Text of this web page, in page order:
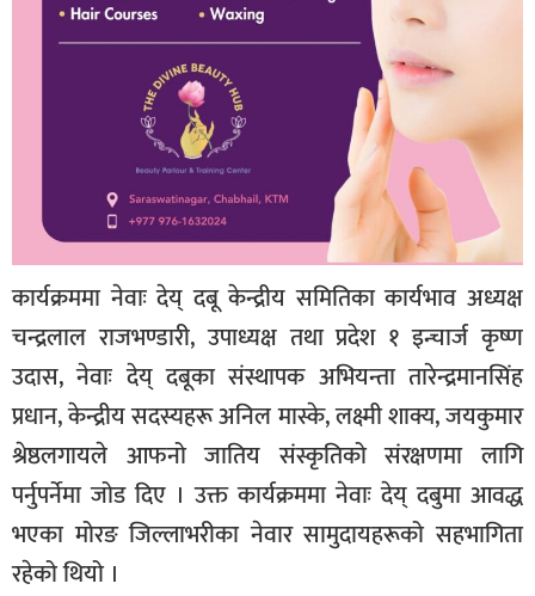
कार्यक्रममा नेवाः देय् दबू केन्द्रीय समितिका कार्यभाव अध्यक्ष
चन्द्रलाल राजभण्डारी, उपाध्यक्ष तथा प्रदेश १ इन्चार्ज कृष्ण
उदास, नेवाः देय् दबूका संस्थापक अभियन्ता तारेन्द्रमानसिंह
प्रधान, केन्द्रीय सदस्यहरू अनिल मास्के, लक्ष्मी शाक्य, जयकुमार
श्रेष्ठलगायले आफनो जातिय संस्कृतिको संरक्षणमा लागि
पर्नुपर्नेमा जोड दिए । उक्त कार्यक्रममा नेवाः देय् दबुमा आवद्ध
भएका मोरङ जिल्लाभरीका नेवार सामुदायहरूको सहभागिता
रहेको थियो ।